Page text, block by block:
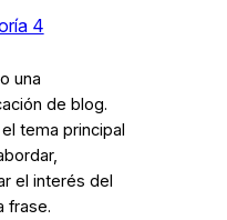
4
una
de blog.
tema principal
el interés del
frase.